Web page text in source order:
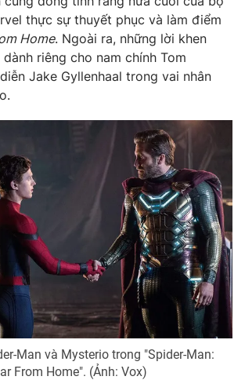
Podcast
Infographic
Shorts video
VTV Thể thao
Bất động sản
Tấm lòng Việt
thực sự thuyết phục và làm điểm
Home. Ngoài ra, những lời khen
riêng cho nam chính Tom
Jake Gyllenhaal trong vai nhân
Man và Mysterio trong "Spider-Man:
From Home". (Ảnh: Vox)